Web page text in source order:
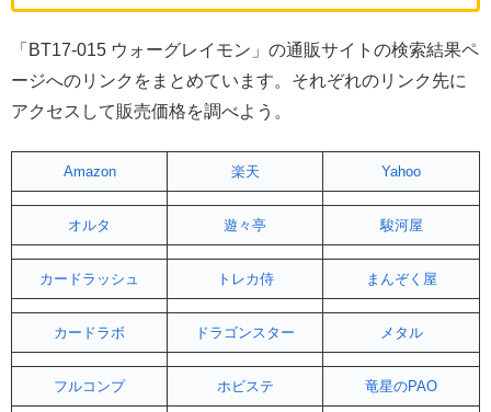
「BT17-015 ウォーグレイモン」の通販サイトの検索結果ペ
ージへのリンクをまとめています。それぞれのリンク先に
アクセスして販売価格を調べよう。
Amazon 楽天 Yahoo
オルタ 遊々亭 駿河屋
カードラッシュ トレカ侍 まんぞく屋
カードラボ ドラゴンスター メタル
フルコンプ ホビステ 竜星のPAO